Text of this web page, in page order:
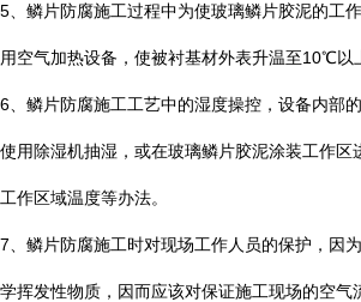
5 、鳞片防腐施工过程中为使玻璃鳞片胶泥的工
用空气加热设备，使被衬基材外表升温至10℃以
6 、鳞片防腐施工工艺中的湿度操控，设备内部
使用除湿机抽湿，或在玻璃鳞片胶泥涂装工作区
工作区域温度等办法。
7 、鳞片防腐施工时对现场工作人员的保护，因
学挥发性物质，因而应该对保证施工现场的空气